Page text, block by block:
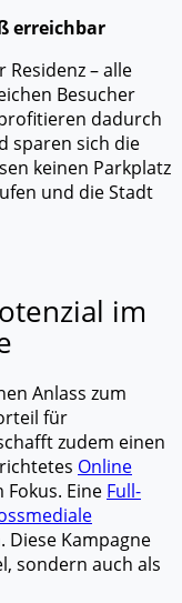
erreichbar
– alle
Besucher
dadurch
sparen sich die
keinen Parkplatz
und die Stadt
im
Anlass zum
für
zudem einen
Online
Eine Full-
Diese Kampagne
sondern auch als